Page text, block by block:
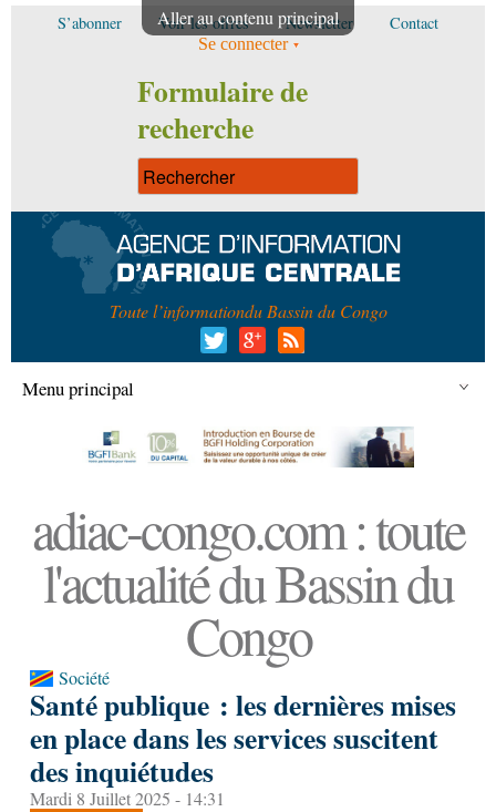
Aller au contenu principal
S’abonner Voir les offres Newsletter Contact
Se connecter
Formulaire de
recherche
Toute l’informationdu Bassin du Congo
Menu principal
adiac-congo.com : toute
l'actualité du Bassin du
Congo
Société
Santé publique : les dernières mises
en place dans les services suscitent
des inquiétudes
Mardi 8 Juillet 2025 - 14:31